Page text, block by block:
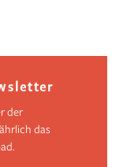
der
das